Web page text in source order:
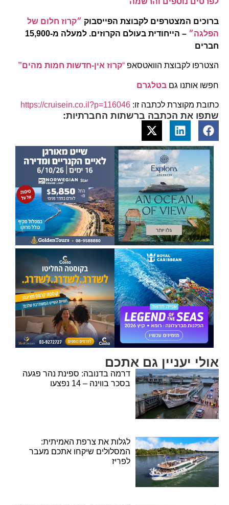
ברוכים המצטרפים לקבוצת הפייסבוק״קרוז חלום של
הפלגה״
– הייחודית בעולם הקרוזים. למעלה מ-15,900
חברים
הצטרפו לקבוצת הוואטסאפ“קרוז אין-חדשות חמות מהים”
חפשו אותנו גםבטלגרם
כתובת מקוצרת לכתבה זו: https://cruisein.co.il?p=116046
שתפו את הכתבה ברשתות החברתיות:
אולי יעניין גם אתכם
דרמה בדנובה: ספינת נהר פגעה
בסכר בווינה – 14 נפצעו
לגלות את צרפת האמיתית:
המסלולים שיקחו אתכם מעבר
לפריז